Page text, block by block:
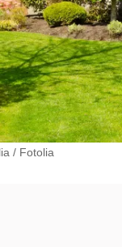
/ Fotolia